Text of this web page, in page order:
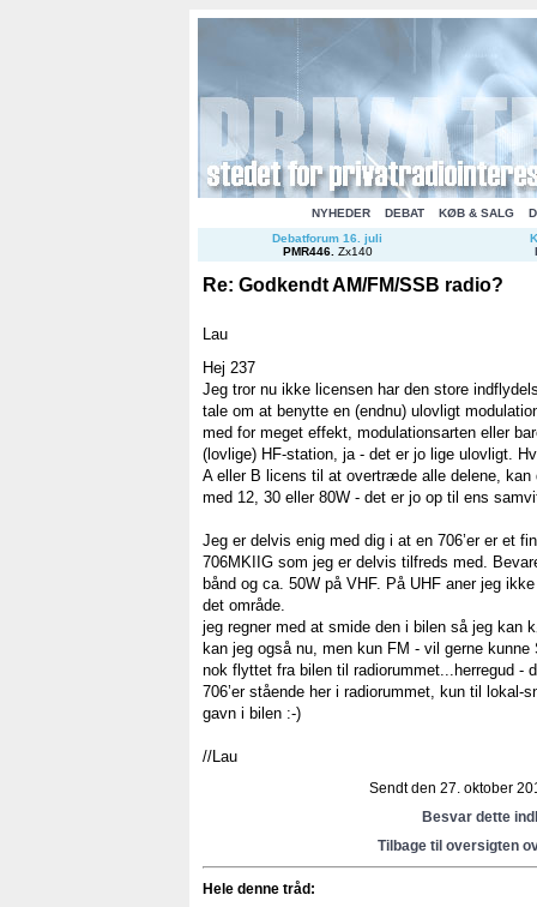
NYHEDER DEBAT KØB & SALG
Debatforum 16. juli
PMR446. Zx140
Re: Godkendt AM/FM/SSB radio?
Lau
Hej 237
Jeg tror nu ikke licensen har den store
tale om at benytte en (endnu) ulovligt
med for meget effekt, modulationsarten eller
(lovlige) HF-station, ja - det er jo lige ulovligt.
A eller B licens til at overtræde alle delene,
med 12, 30 eller 80W - det er jo op til ens
Jeg er delvis enig med dig i at en 706’er er et
706MKIIG som jeg er delvis tilfreds med.
bånd og ca. 50W på VHF. På UHF aner jeg
det område.
jeg regner med at smide den i bilen så jeg kan
kan jeg også nu, men kun FM - vil gerne
nok flyttet fra bilen til radiorummet...herregud -
706’er stående her i radiorummet, kun til lokal-
gavn i bilen :-)
//Lau
Sendt den 27. oktober
Besvar dette
Tilbage til oversigten
Hele denne tråd: